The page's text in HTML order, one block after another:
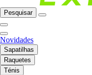
Pesquisar
Novidades
Sapatilhas
Raquetes
Ténis